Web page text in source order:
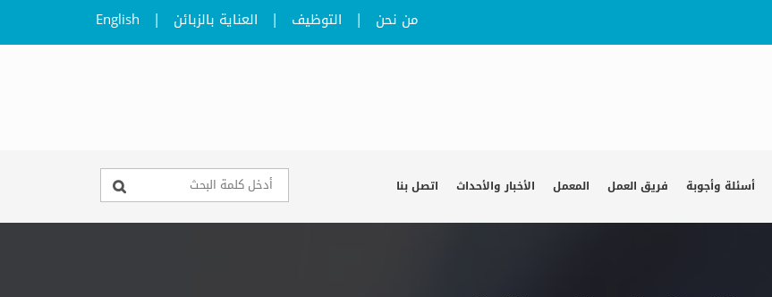
من نحن | التوظيف | العناية بالزبائن |
English
أسئلة وأجوبة فريق العمل المعمل الأخبار والأحداث اتصل بنا